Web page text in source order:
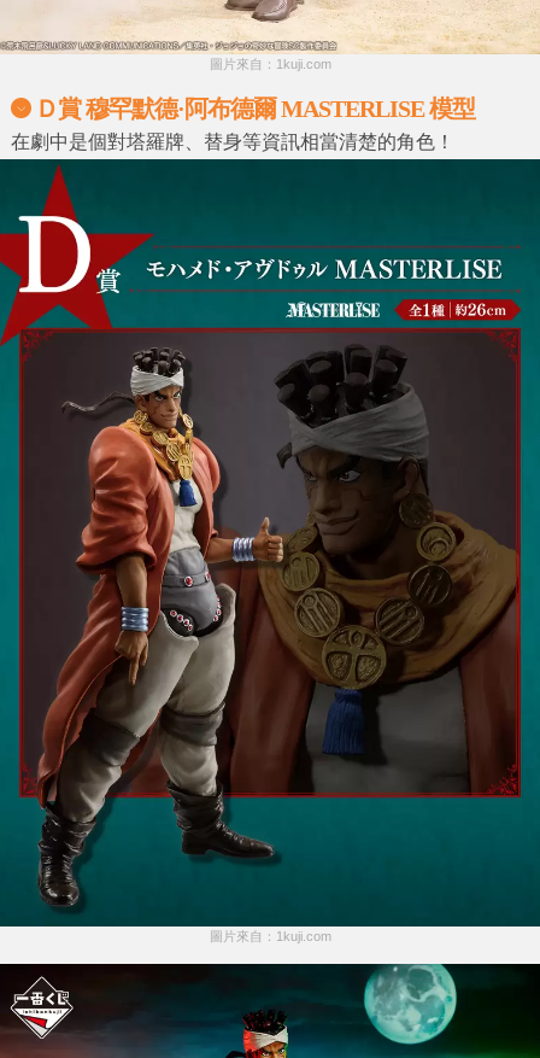
圖片來自：1kuji.com
Ｄ賞 穆罕默德·阿布德爾 MASTERLISE 模型
在劇中是個對塔羅牌、替身等資訊相當清楚的角色！
圖片來自：1kuji.com